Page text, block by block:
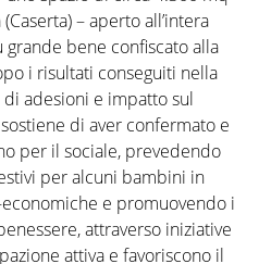
– aperto all’intera
bene confiscato alla
i risultati conseguiti nella
adesioni e impatto sul
di aver confermato e
per il sociale, prevedendo
per alcuni bambini in
e promuovendo i
attraverso iniziative
attiva e favoriscono il